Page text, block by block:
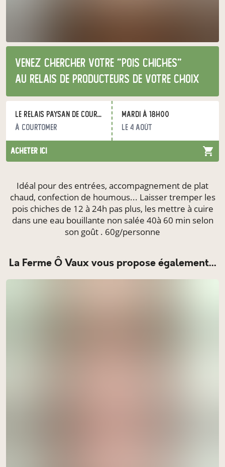
Venez chercher votre "Pois Chiches"
au relais de producteurs de votre choix
Le Relais Paysan de Courtomer
à Courtomer
mardi à 18h00
le 4 août
acheter ici
Idéal pour des entrées, accompagnement de plat
chaud, confection de houmous... Laisser tremper les
pois chiches de 12 à 24h pas plus, les mettre à cuire
dans une eau bouillante non salée 40à 60 min selon
son goût . 60g/personne
La Ferme Ô Vaux vous propose également...